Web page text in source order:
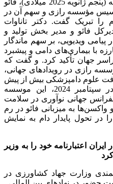
دی ماه سال گذشته (پنجم ژانویه 2025 میلادی)، فائو
مؤسسه رازی و سهم آن در
را تبریک گفت. دکتر تاناوات
فائو و مدیر بخش تولید و
پیامی ویدیویی، بر سهم ماندگار
با بیماری‌های دامی و پیشبرد
جهان تأکید کرد. و گفت که
رازی در رویدادهای جهانی،
علوم دامپزشکی بیش از پیش
نشان می‌دهد و در سپتامبر 2024، این موسسه
جهانی نوآوری در سلامت
واکسن‌ها به میزبانی فائو در رم
در تحول پایدار دام به نمایش
ایران اعتبارنامه خود را به وزیر